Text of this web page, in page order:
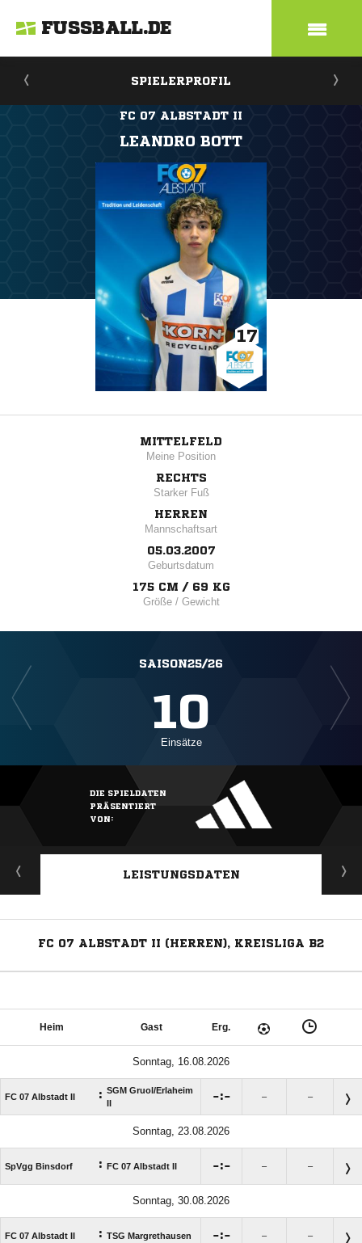
FUSSBALL.DE
SPIELERPROFIL
FC 07 ALBSTADT II
LEANDRO BOTT
17
MITTELFELD
Meine Position
RECHTS
Starker Fuß
HERREN
Mannschaftsart
05.03.2007
Geburtsdatum
175 CM / 69 KG
Größe / Gewicht
SAISON25/26
10
Einsätze
DIE SPIELDATEN
PRÄSENTIERT
VON:
LEISTUNGSDATEN
FC 07 ALBSTADT II (HERREN), KREISLIGA B2
Heim Gast Erg.
Sonntag, 16.08.2026
FC 07 Albstadt II : SGM Gruol/​Erlaheim
II
: – –
Sonntag, 23.08.2026
SpVgg Binsdorf : FC 07 Albstadt II : – –
Sonntag, 30.08.2026
FC 07 Albstadt II : TSG Margrethausen : – –